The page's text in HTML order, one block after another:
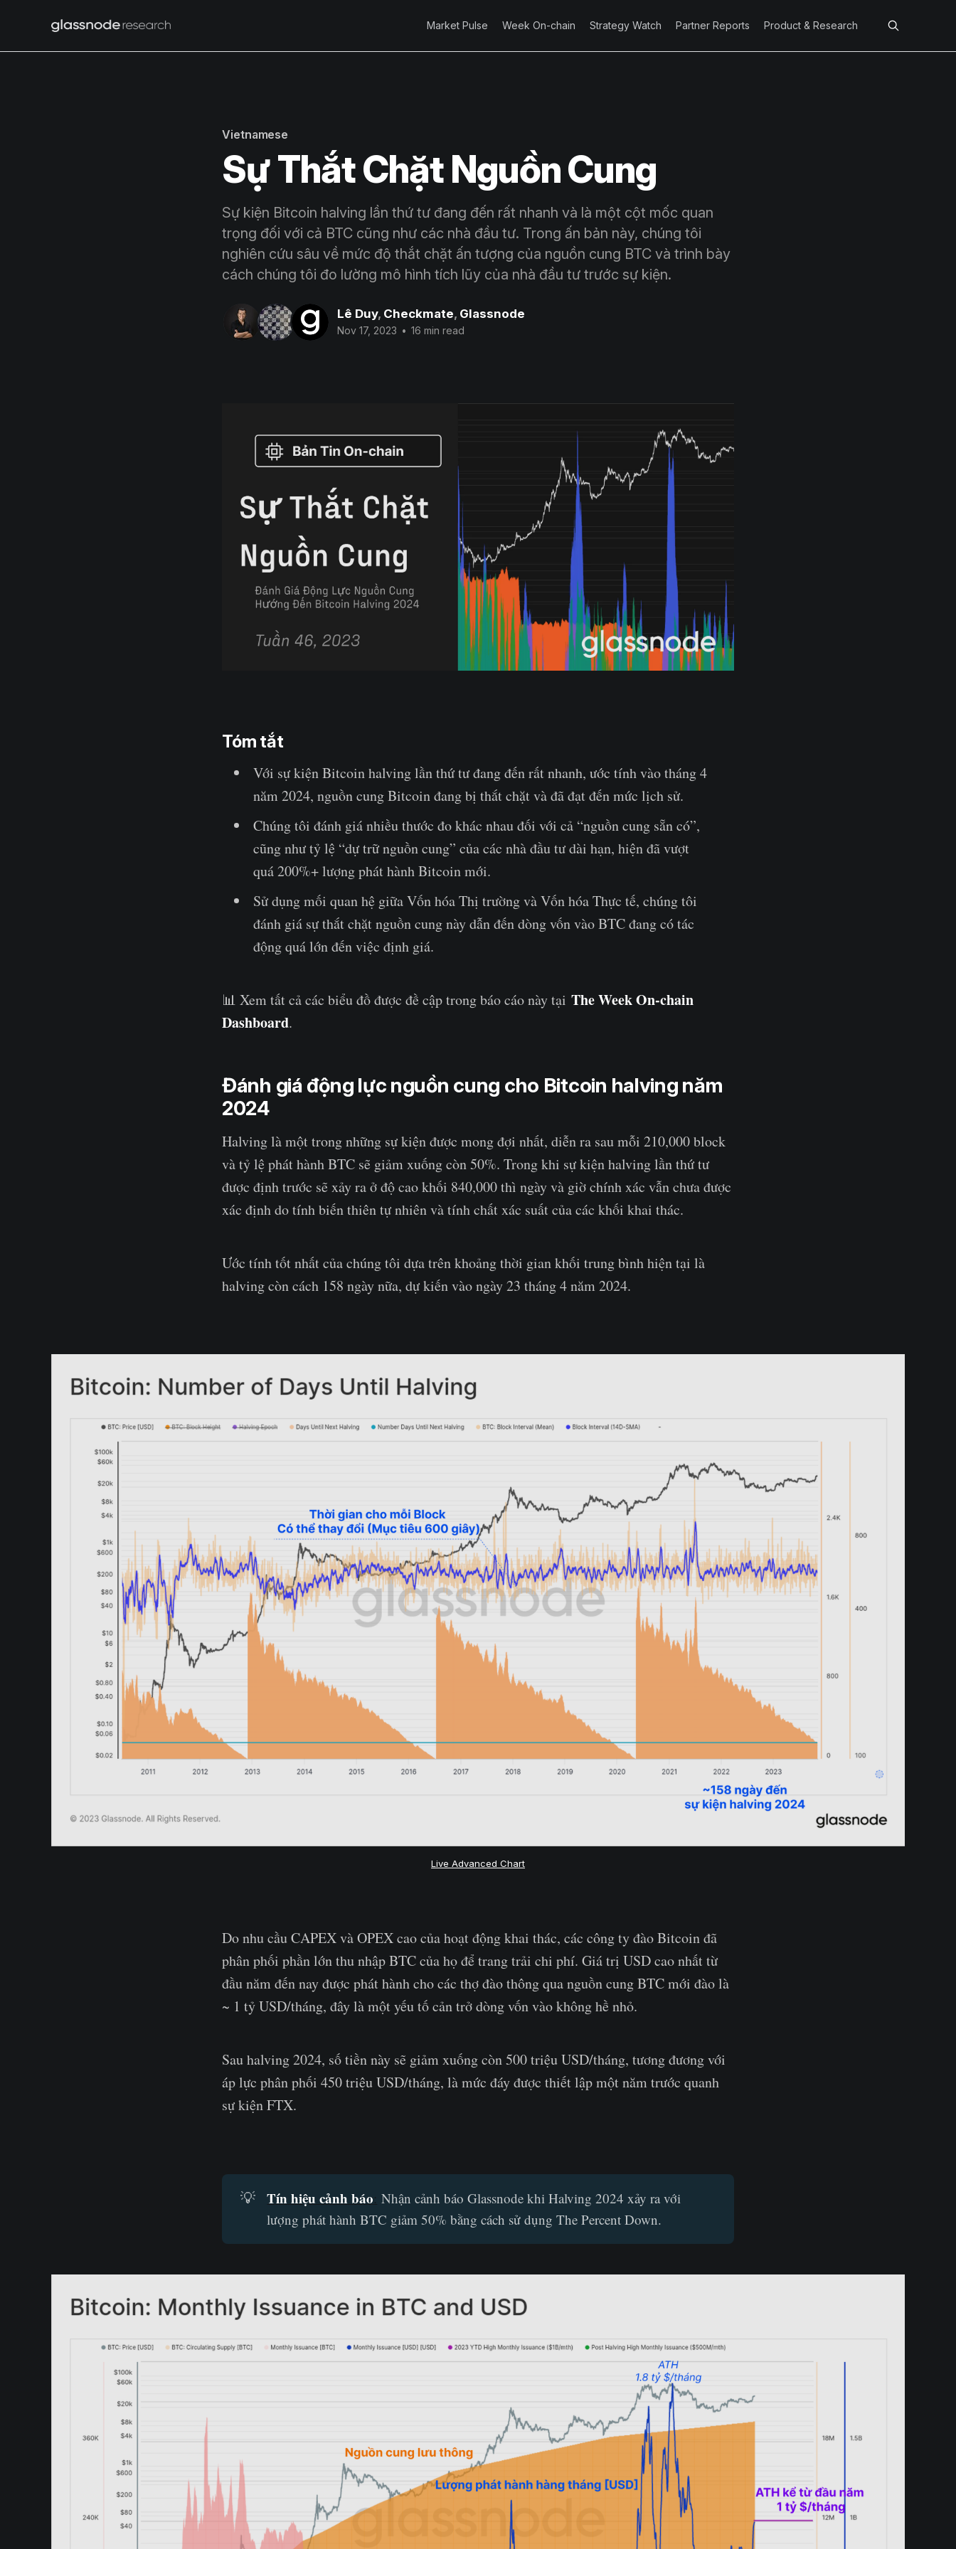
Market Pulse Week On-chain Strategy Watch Partner Reports Product & Research
Vietnamese
Sự Thắt Chặt Nguồn Cung
Sự kiện Bitcoin halving lần thứ tư đang đến rất nhanh và là một cột mốc quan
trọng đối với cả BTC cũng như các nhà đầu tư. Trong ấn bản này, chúng tôi
nghiên cứu sâu về mức độ thắt chặt ấn tượng của nguồn cung BTC và trình bày
cách chúng tôi đo lường mô hình tích lũy của nhà đầu tư trước sự kiện.
Lê Duy, Checkmate, Glassnode
Nov 17, 2023 • 16 min read
Tóm tắt
Với sự kiện Bitcoin halving lần thứ tư đang đến rất nhanh, ước tính vào tháng 4
năm 2024, nguồn cung Bitcoin đang bị thắt chặt và đã đạt đến mức lịch sử.
Chúng tôi đánh giá nhiều thước đo khác nhau đối với cả “nguồn cung sẵn có”,
cũng như tỷ lệ “dự trữ nguồn cung” của các nhà đầu tư dài hạn, hiện đã vượt
quá 200%+ lượng phát hành Bitcoin mới.
Sử dụng mối quan hệ giữa Vốn hóa Thị trường và Vốn hóa Thực tế, chúng tôi
đánh giá sự thắt chặt nguồn cung này dẫn đến dòng vốn vào BTC đang có tác
động quá lớn đến việc định giá.
📊 Xem tất cả các biểu đồ được đề cập trong báo cáo này tại The Week On-chain
Dashboard.
Đánh giá động lực nguồn cung cho Bitcoin halving năm
2024
Halving là một trong những sự kiện được mong đợi nhất, diễn ra sau mỗi 210,000 block
và tỷ lệ phát hành BTC sẽ giảm xuống còn 50%. Trong khi sự kiện halving lần thứ tư
được định trước sẽ xảy ra ở độ cao khối 840,000 thì ngày và giờ chính xác vẫn chưa được
xác định do tính biến thiên tự nhiên và tính chất xác suất của các khối khai thác.
Ước tính tốt nhất của chúng tôi dựa trên khoảng thời gian khối trung bình hiện tại là
halving còn cách 158 ngày nữa, dự kiến vào ngày 23 tháng 4 năm 2024.
Live Advanced Chart
Do nhu cầu CAPEX và OPEX cao của hoạt động khai thác, các công ty đào Bitcoin đã
phân phối phần lớn thu nhập BTC của họ để trang trải chi phí. Giá trị USD cao nhất từ
đầu năm đến nay được phát hành cho các thợ đào thông qua nguồn cung BTC mới đào là
~ 1 tỷ USD/tháng, đây là một yếu tố cản trở dòng vốn vào không hề nhỏ.
Sau halving 2024, số tiền này sẽ giảm xuống còn 500 triệu USD/tháng, tương đương với
áp lực phân phối 450 triệu USD/tháng, là mức đáy được thiết lập một năm trước quanh
sự kiện FTX.
💡 Tín hiệu cảnh báo: Nhận cảnh báo Glassnode khi Halving 2024 xảy ra với
lượng phát hành BTC giảm 50% bằng cách sử dụng The Percent Down.